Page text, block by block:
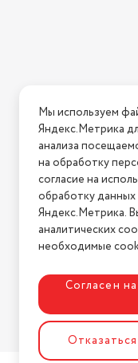
Нашли
2026 © Интернет-
Мы используем
Яндекс.Метрика
анализа
на обработку
согласие на
обработку
Яндекс.Метрика.
аналитических
необходимые
Согласен